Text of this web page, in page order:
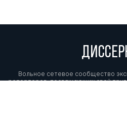
Вольное сетевое сообщество
репортеров, посвящающих свой